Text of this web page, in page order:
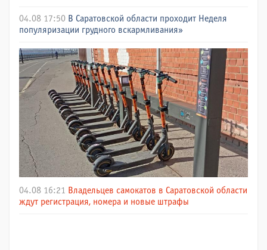
04.08 17:50 В Саратовской области проходит Неделя
популяризации грудного вскармливания»
04.08 16:21 Владельцев самокатов в Саратовской области
ждут регистрация, номера и новые штрафы